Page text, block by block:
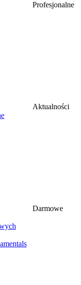
Profesjonalne
Aktualności
Darmowe